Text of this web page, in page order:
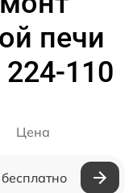
печи
224-110
Цена
бесплатно